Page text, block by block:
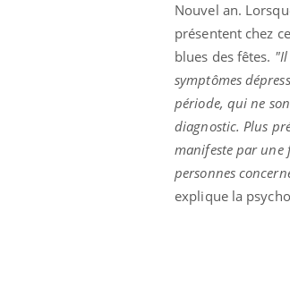
Nouvel an.
présentent chez
blues des fêtes.
symptômes
période, qui ne
diagnostic. Plus
manifeste par une
personnes
explique la
West Nile :
t-il dans le
France ?
Les
protègent-
change